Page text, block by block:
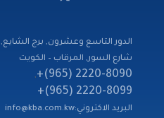
الدور التاسع وعشرون, برج الشايع,
شارع السور, المرقاب – الكويت
2220-8090 (965)+
,
2220-8099 (965)+
البريد الاكتروني:info@kba.com.kw